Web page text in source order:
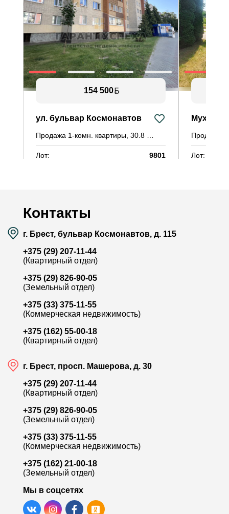
154 500
ул. бульвар Космонавтов
Продажа 1-комн. квартиры, 30.8 м²
Лот:
9801
Продажа
Лот:
Контакты
г. Брест, бульвар Космонавтов, д. 115
+375 (29) 207-11-44
(Квартирный отдел)
+375 (29) 826-90-05
(Земельный отдел)
+375 (33) 375-11-55
(Коммерческая недвижимость)
+375 (162) 55-00-18
(Квартирный отдел)
г. Брест, просп. Машерова, д. 30
+375 (29) 207-11-44
(Квартирный отдел)
+375 (29) 826-90-05
(Земельный отдел)
+375 (33) 375-11-55
(Коммерческая недвижимость)
+375 (162) 21-00-18
(Земельный отдел)
Мы в соцсетях